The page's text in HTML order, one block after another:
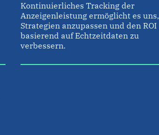
Kontinuierliches Tracking der
Anzeigenleistung ermöglicht es uns,
Strategien anzupassen und den ROI
basierend auf Echtzeitdaten zu
verbessern.